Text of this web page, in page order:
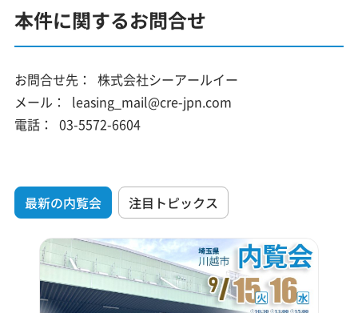
本件に関するお問合せ
お問合せ先：
株式会社シーアールイー
メール：
leasing_mail@cre-jpn.com
電話：
03-5572-6604
最新の内覧会 注目トピックス